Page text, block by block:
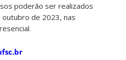
poderão ser realizados
de 2023, nas